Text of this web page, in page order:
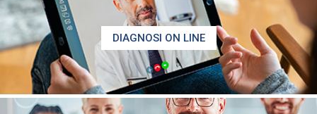
DIAGNOSI ON LINE